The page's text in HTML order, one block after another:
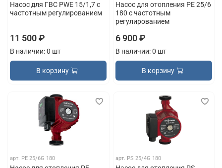
Насос для ГВС PWE 15/1,7 с
частотным регулированием
11 500 ₽
В наличии: 0 шт
В корзину
Насос для отопления PE 25/6
180 с частотным
регулированием
6 900 ₽
В наличии: 0 шт
В корзину
арт. PE 25/6G 180 арт. PS 25/4G 180